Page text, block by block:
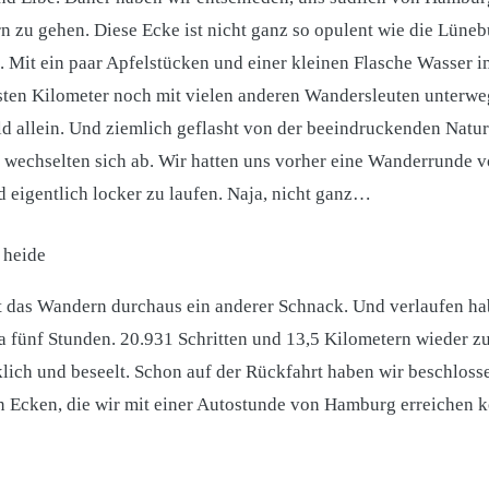
zu gehen. Diese Ecke ist nicht ganz so opulent wie die
ein paar Apfelstücken und einer kleinen Flasche Wasser
Kilometer noch mit vielen anderen Wandersleuten
allein. Und ziemlich geflasht von der beeindruckenden
sich ab. Wir hatten uns vorher eine Wanderrunde
eigentlich locker zu laufen. Naja, nicht ganz…
Wandern durchaus ein anderer Schnack. Und verlaufen
fünf Stunden. 20.931 Schritten und 13,5 Kilometern wieder
und beseelt. Schon auf der Rückfahrt haben wir
Ecken, die wir mit einer Autostunde von Hamburg erreichen